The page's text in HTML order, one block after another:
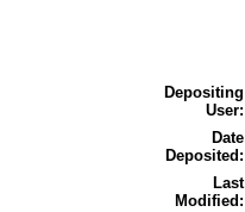
Depositing
User:
Date
Deposited:
Last
Modified: